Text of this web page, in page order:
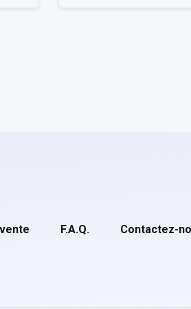
F.A.Q. Contactez-